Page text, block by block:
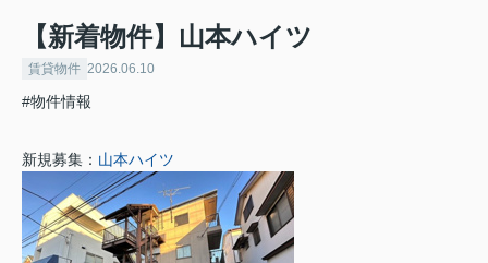
【新着物件】山本ハイツ
賃貸物件 2026.06.10
#物件情報
新規募集： 山本ハイツ